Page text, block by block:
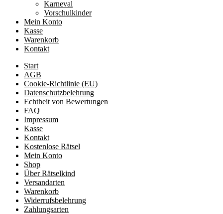
Karneval
Vorschulkinder
Mein Konto
Kasse
Warenkorb
Kontakt
Start
AGB
Cookie-Richtlinie (EU)
Datenschutzbelehrung
Echtheit von Bewertungen
FAQ
Impressum
Kasse
Kontakt
Kostenlose Rätsel
Mein Konto
Shop
Über Rätselkind
Versandarten
Warenkorb
Widerrufsbelehrung
Zahlungsarten